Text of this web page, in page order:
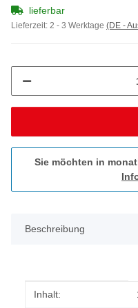
lieferbar
Lieferzeit: 2 - 3 Werktage (DE -
Sie möchten in
Beschreibung
Produkteigenschaft
Wert
Inhalt: